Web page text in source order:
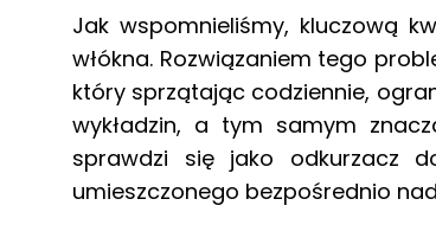
Jak wspomnieliśmy, kluczową
włókna. Rozwiązaniem tego
który sprzątając codziennie,
wykładzin, a tym samym
sprawdzi się jako odkurzacz
umieszczonego bezpośrednio